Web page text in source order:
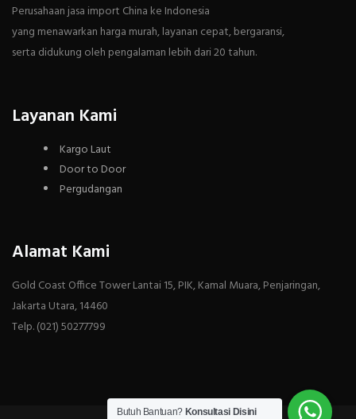
Perusahaan jasa import China ke Indonesia
yang menawarkan harga murah, layanan cepat, bergaransi,
serta didukung oleh pengalaman lebih dari 20 tahun.
Layanan Kami
Kargo Laut
Door to Door
Pergudangan
Alamat Kami
Gold Coast Office Tower Lantai 15, PIK, Kamal Muara, Penjaringan,
Jakarta Utara, 14460
Telp. (021) 50277799
Butuh Bantuan? Konsultasi Disini